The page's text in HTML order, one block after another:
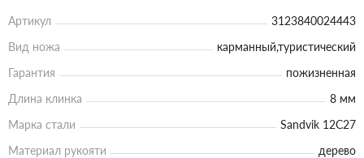
Артикул
3123840024443
Вид ножа
карманный,туристический
Гарантия
пожизненная
Длина клинка
8 мм
Марка стали
Sandvik 12C27
Материал рукояти
дерево